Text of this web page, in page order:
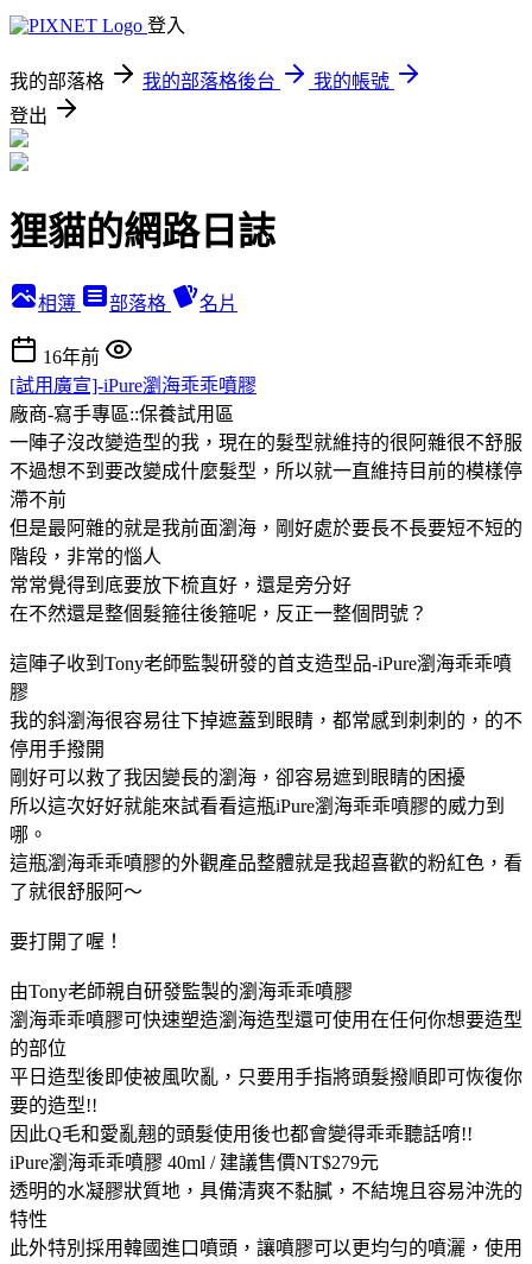
登入
我的部落格 我的部落格後台
我的帳號
登出
狸貓的網路日誌
相簿 部落格 名片
16年前
[試用廣宣]-iPure瀏海乖乖噴膠
廠商-寫手專區::保養試用區
一陣子沒改變造型的我，現在的髮型就維持的很阿雜很不舒服
不過想不到要改變成什麼髮型，所以就一直維持目前的模樣停
滯不前
但是最阿雜的就是我前面瀏海，剛好處於要長不長要短不短的
階段，非常的惱人
常常覺得到底要放下梳直好，還是旁分好
在不然還是整個髮箍往後箍呢，反正一整個問號？
這陣子收到Tony老師監製研發的首支造型品-iPure瀏海乖乖噴
膠
我的斜瀏海很容易往下掉遮蓋到眼睛，都常感到刺刺的，的不
停用手撥開
剛好可以救了我因變長的瀏海，卻容易遮到眼睛的困擾
所以這次好好就能來試看看這瓶iPure瀏海乖乖噴膠的威力到
哪。
這瓶瀏海乖乖噴膠的外觀產品整體就是我超喜歡的粉紅色，看
了就很舒服阿～
要打開了喔！
由Tony老師親自研發監製的瀏海乖乖噴膠
瀏海乖乖噴膠可快速塑造瀏海造型還可使用在任何你想要造型
的部位
平日造型後即使被風吹亂，只要用手指將頭髮撥順即可恢復你
要的造型!!
因此Q毛和愛亂翹的頭髮使用後也都會變得乖乖聽話唷!!
iPure瀏海乖乖噴膠 40ml / 建議售價NT$279元
透明的水凝膠狀質地，具備清爽不黏膩，不結塊且容易沖洗的
特性
此外特別採用韓國進口噴頭，讓噴膠可以更均勻的噴灑，使用